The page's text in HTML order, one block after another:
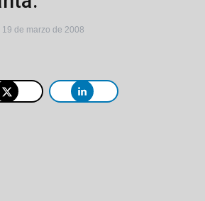
19 de marzo de 2008